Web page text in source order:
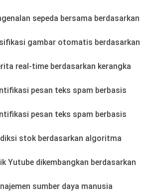
sepeda bersama berdasarkan
gambar otomatis berdasarkan
real-time berdasarkan kerangka
pesan teks spam berbasis
pesan teks spam berbasis
stok berdasarkan algoritma
Yutube dikembangkan berdasarkan
sumber daya manusia